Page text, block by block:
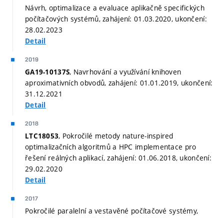
Návrh, optimalizace a evaluace aplikačně specifických
počítačových systémů, zahájení: 01.03.2020, ukončení:
28.02.2023
Detail
2019
GA19-10137S, Navrhování a využívání knihoven
aproximativních obvodů, zahájení: 01.01.2019, ukončení:
31.12.2021
Detail
2018
LTC18053, Pokročilé metody nature-inspired
optimalizačních algoritmů a HPC implementace pro
řešení reálných aplikací, zahájení: 01.06.2018, ukončení:
29.02.2020
Detail
2017
Pokročilé paralelní a vestavěné počítačové systémy,